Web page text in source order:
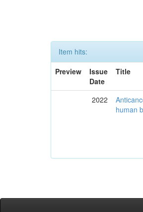
Item hits:
Preview
Issue
Date
Title
2022
human